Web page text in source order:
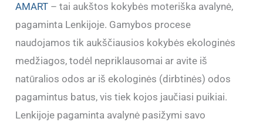
AMART – tai aukštos kokybės moteriška avalynė,
pagaminta Lenkijoje. Gamybos procese
naudojamos tik aukščiausios kokybės ekologinės
medžiagos, todėl nepriklausomai ar avite iš
natūralios odos ar iš ekologinės (dirbtinės) odos
pagamintus batus, vis tiek kojos jaučiasi puikiai.
Lenkijoje pagaminta avalynė pasižymi savo